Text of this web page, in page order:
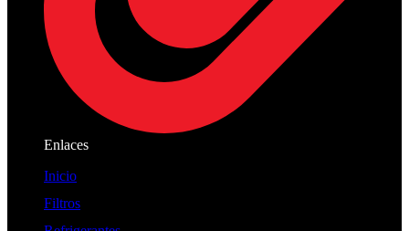
Enlaces
Inicio
Filtros